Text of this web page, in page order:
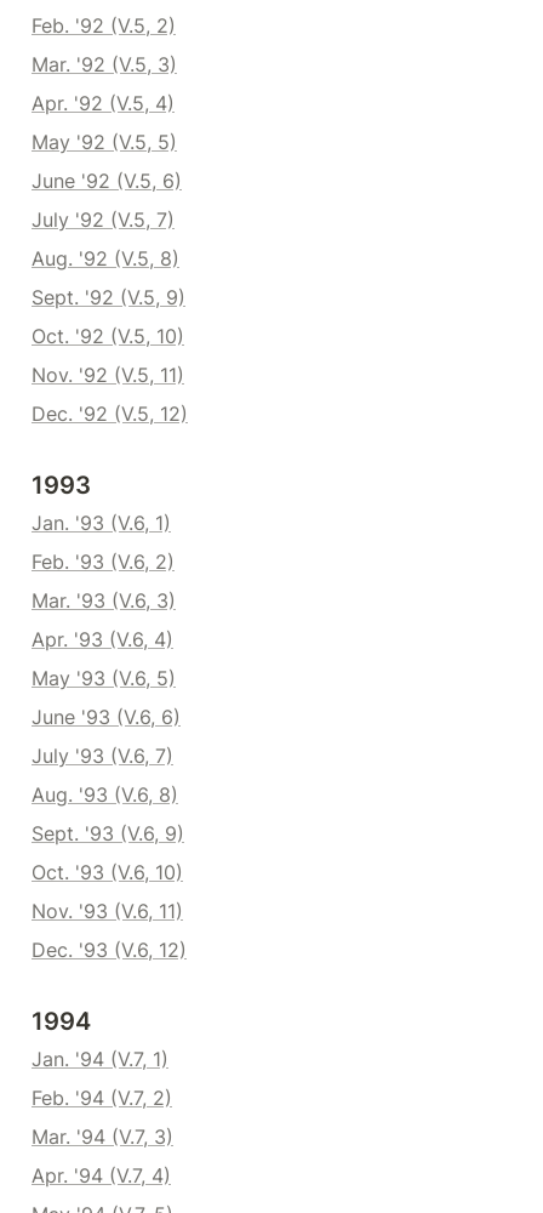
Feb. '92 (V.5, 2)
Mar. '92 (V.5, 3)
Apr. '92 (V.5, 4)
May '92 (V.5, 5)
June '92 (V.5, 6)
July '92 (V.5, 7)
Aug. '92 (V.5, 8)
Sept. '92 (V.5, 9)
Oct. '92 (V.5, 10)
Nov. '92 (V.5, 11)
Dec. '92 (V.5, 12)
1993
Jan. '93 (V.6, 1)
Feb. '93 (V.6, 2)
Mar. '93 (V.6, 3)
Apr. '93 (V.6, 4)
May '93 (V.6, 5)
June '93 (V.6, 6)
July '93 (V.6, 7)
Aug. '93 (V.6, 8)
Sept. '93 (V.6, 9)
Oct. '93 (V.6, 10)
Nov. '93 (V.6, 11)
Dec. '93 (V.6, 12)
1994
Jan. '94 (V.7, 1)
Feb. '94 (V.7, 2)
Mar. '94 (V.7, 3)
Apr. '94 (V.7, 4)